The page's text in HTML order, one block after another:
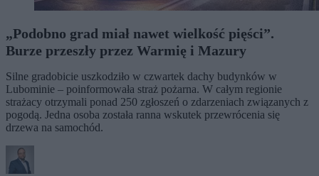
„Podobno grad miał nawet wielkość pięści”.
Burze przeszły przez Warmię i Mazury
Silne gradobicie uszkodziło w czwartek dachy budynków w
Lubominie – poinformowała straż pożarna. W całym regionie
strażacy otrzymali ponad 250 zgłoszeń o zdarzeniach związanych z
pogodą. Jedna osoba została ranna wskutek przewrócenia się
drzewa na samochód.